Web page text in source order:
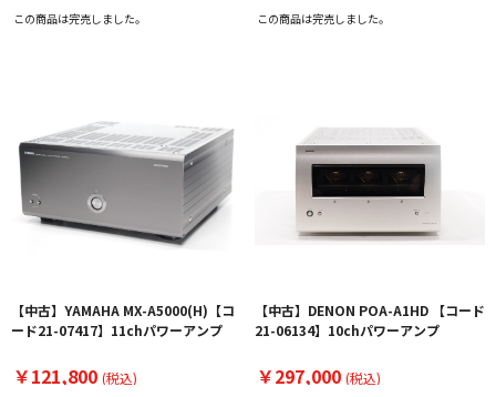
この商品は完売しました。 この商品は完売しました。
【中古】YAMAHA MX-A5000(H)【コ
ード21-07417】11chパワーアンプ
￥121,800 (税込)
【中古】DENON POA-A1HD 【コード
21-06134】10chパワーアンプ
￥297,000 (税込)